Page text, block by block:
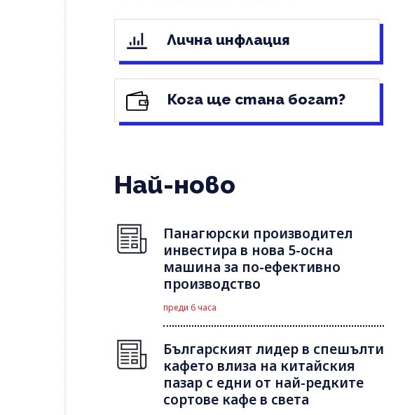
Лична инфлация
Кога ще стана богат?
Най-ново
Панагюрски производител
инвестира в нова 5-осна
машина за по-ефективно
производство
преди 6 часа
Българският лидер в спешълти
кафето влиза на китайския
пазар с едни от най-редките
сортове кафе в света